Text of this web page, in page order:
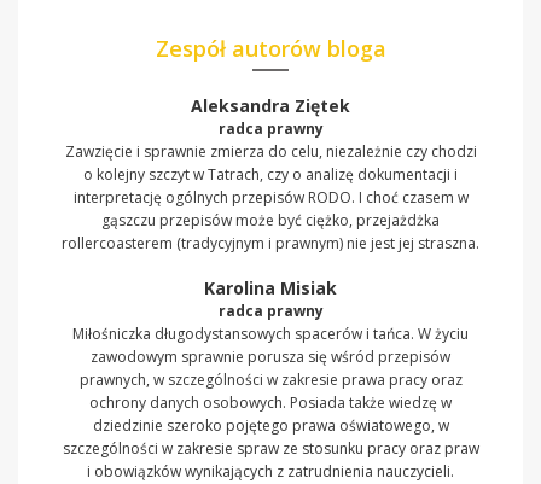
Zespół autorów bloga
Aleksandra Ziętek
radca prawny
Zawzięcie i sprawnie zmierza do celu, niezależnie czy chodzi
o kolejny szczyt w Tatrach, czy o analizę dokumentacji i
interpretację ogólnych przepisów RODO. I choć czasem w
gąszczu przepisów może być ciężko, przejażdżka
rollercoasterem (tradycyjnym i prawnym) nie jest jej straszna.
Karolina Misiak
radca prawny
Miłośniczka długodystansowych spacerów i tańca. W życiu
zawodowym sprawnie porusza się wśród przepisów
prawnych, w szczególności w zakresie prawa pracy oraz
ochrony danych osobowych. Posiada także wiedzę w
dziedzinie szeroko pojętego prawa oświatowego, w
szczególności w zakresie spraw ze stosunku pracy oraz praw
i obowiązków wynikających z zatrudnienia nauczycieli.